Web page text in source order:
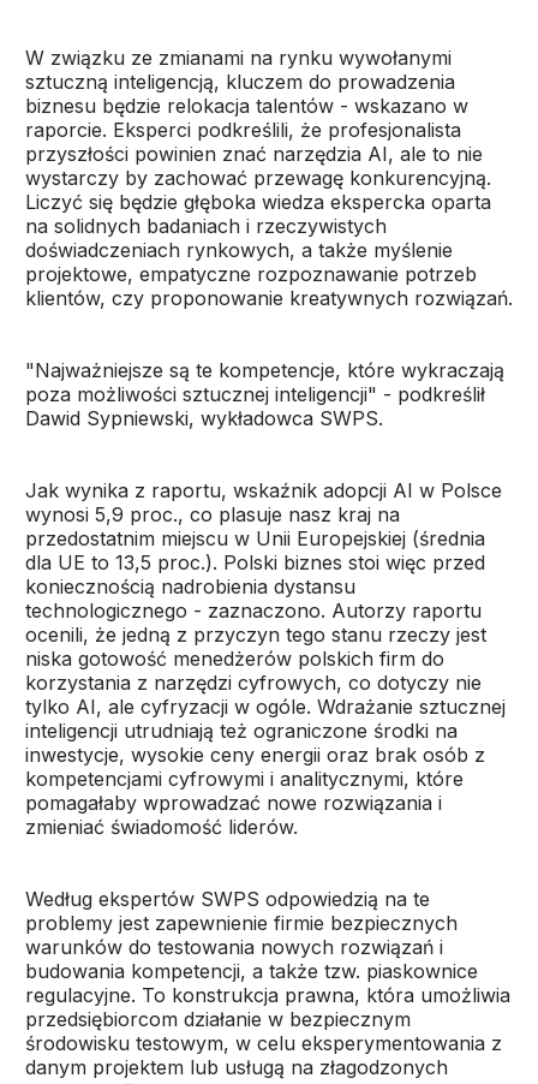
W związku ze zmianami na rynku wywołanymi
sztuczną inteligencją, kluczem do prowadzenia
biznesu będzie relokacja talentów - wskazano w
raporcie. Eksperci podkreślili, że profesjonalista
przyszłości powinien znać narzędzia AI, ale to nie
wystarczy by zachować przewagę konkurencyjną.
Liczyć się będzie głęboka wiedza ekspercka oparta
na solidnych badaniach i rzeczywistych
doświadczeniach rynkowych, a także myślenie
projektowe, empatyczne rozpoznawanie potrzeb
klientów, czy proponowanie kreatywnych rozwiązań.
"Najważniejsze są te kompetencje, które wykraczają
poza możliwości sztucznej inteligencji" - podkreślił
Dawid Sypniewski, wykładowca SWPS.
Jak wynika z raportu, wskaźnik adopcji AI w Polsce
wynosi 5,9 proc., co plasuje nasz kraj na
przedostatnim miejscu w Unii Europejskiej (średnia
dla UE to 13,5 proc.). Polski biznes stoi więc przed
koniecznością nadrobienia dystansu
technologicznego - zaznaczono. Autorzy raportu
ocenili, że jedną z przyczyn tego stanu rzeczy jest
niska gotowość menedżerów polskich firm do
korzystania z narzędzi cyfrowych, co dotyczy nie
tylko AI, ale cyfryzacji w ogóle. Wdrażanie sztucznej
inteligencji utrudniają też ograniczone środki na
inwestycje, wysokie ceny energii oraz brak osób z
kompetencjami cyfrowymi i analitycznymi, które
pomagałaby wprowadzać nowe rozwiązania i
zmieniać świadomość liderów.
Według ekspertów SWPS odpowiedzią na te
problemy jest zapewnienie firmie bezpiecznych
warunków do testowania nowych rozwiązań i
budowania kompetencji, a także tzw. piaskownice
regulacyjne. To konstrukcja prawna, która umożliwia
przedsiębiorcom działanie w bezpiecznym
środowisku testowym, w celu eksperymentowania z
danym projektem lub usługą na złagodzonych